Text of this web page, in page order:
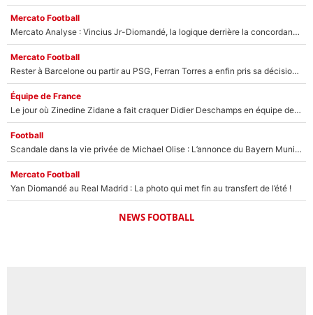
Mercato Football
Mercato Analyse : Vincius Jr-Diomandé, la logique derrière la concordance des temps
Mercato Football
Rester à Barcelone ou partir au PSG, Ferran Torres a enfin pris sa décision : La course contre la montre est lancée !
Équipe de France
Le jour où Zinedine Zidane a fait craquer Didier Deschamps en équipe de France : «Je m’en suis voulu», l’ancien sélectionneur a regretté son geste !
Football
Scandale dans la vie privée de Michael Olise : L’annonce du Bayern Munich sur son enfant caché
Mercato Football
Yan Diomandé au Real Madrid : La photo qui met fin au transfert de l’été !
NEWS FOOTBALL